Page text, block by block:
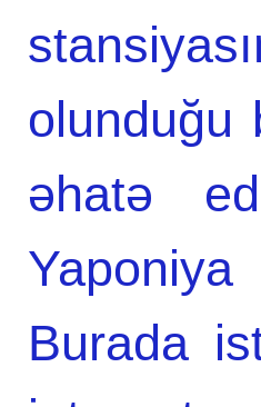
olunduğu
əhatə
Burada